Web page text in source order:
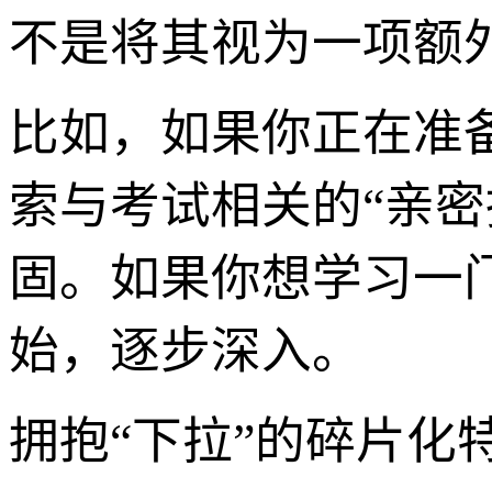
不是将其视为一项额
比如，如果你正在准
索与考试相关的“亲
固。如果你想学习一
始，逐步深入。
拥抱“下拉”的碎片化